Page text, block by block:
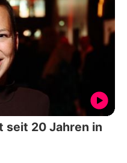
seit 20 Jahren in